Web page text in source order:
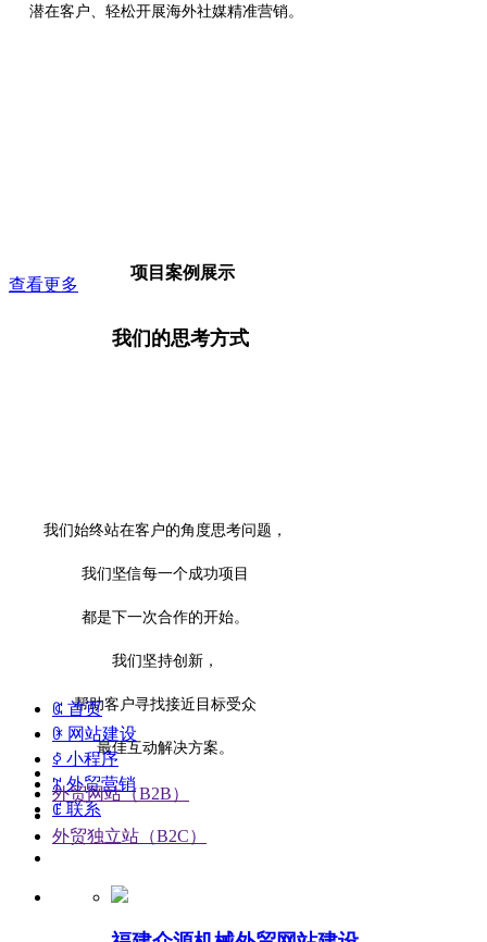
潜在客户、轻松开展海外社媒精准营销。
项目案例展示
查看更多
我们的思考方式
我们始终站在客户的角度思考问题，
我们坚信每一个成功项目
都是下一次合作的开始。
我们坚持创新，
帮助客户寻找接近目标受众
最佳互动解决方案。
ꀇ 首页
ꀖ 网站建设
ꀆ 小程序
ꄓ 外贸营销
ꂅ 联系
外贸网站（B2B）
外贸独立站（B2C）